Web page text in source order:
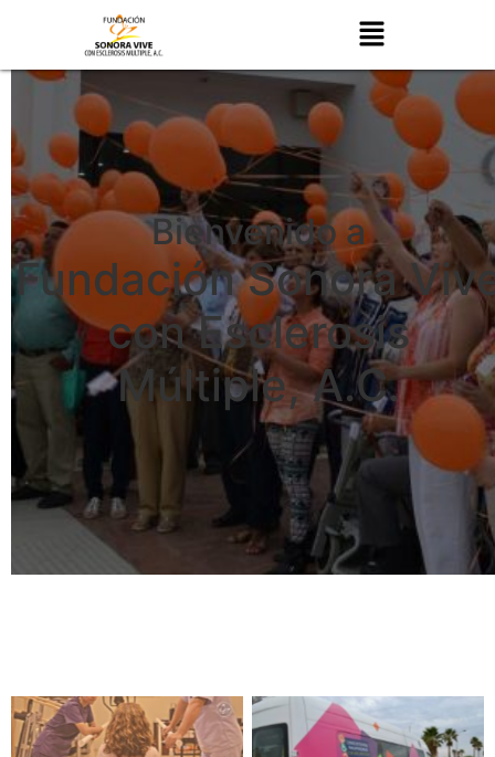
Bienvenido a
Fundación Sonora
con Esclerosis
Múltiple, A.C.